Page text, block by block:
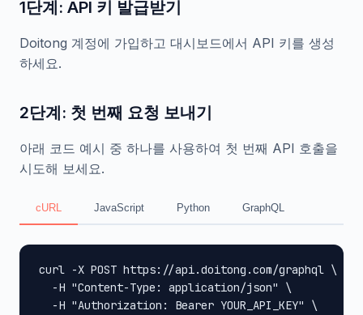
1단계: API 키 발급받기
Doitong 계정에 가입하고 대시보드에서 API 키를 생성
하세요.
2단계: 첫 번째 요청 보내기
아래 코드 예시 중 하나를 사용하여 첫 번째 API 호출을
시도해 보세요.
cURL JavaScript Python GraphQL
curl -X POST https://api.doitong.com/graphql \
  -H "Content-Type: application/json" \
  -H "Authorization: Bearer YOUR_API_KEY" \